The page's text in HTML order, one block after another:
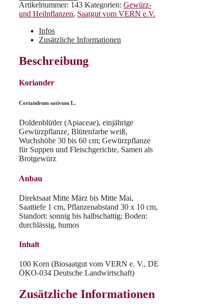
Artikelnummer: 143 Kategorien: Gewürz-
und Heilpflanzen, Saatgut vom VERN e.V.
Infos
Zusätzliche Informationen
Beschreibung
Koriander
Coriandrum sativum L.
Doldenblütler (Apiaceae), einjährige
Gewürzpflanze, Blütenfarbe weiß,
Wuchshöhe 30 bis 60 cm; Gewürzpflanze
für Suppen und Fleischgerichte, Samen als
Brotgewürz
Anbau
Direktsaat Mitte März bis Mitte Mai,
Saattiefe 1 cm, Pflanzenabstand 30 x 10 cm,
Standort: sonnig bis halbschattig; Boden:
durchlässig, humos
Inhalt
100 Korn (Biosaatgut vom VERN e. V., DE
ÖKO-034 Deutsche Landwirtschaft)
Zusätzliche Informationen